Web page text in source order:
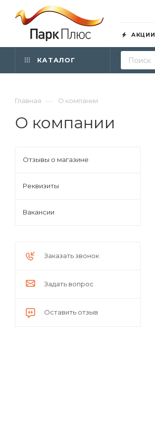
АКЦИИ
КАТАЛОГ
Главная — О компании
О компании
Отзывы о магазине
Реквизиты
Вакансии
Заказать звонок
Задать вопрос
Оставить отзыв